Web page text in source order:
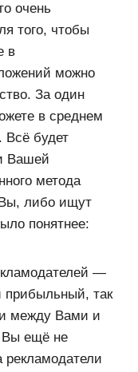
очень
того, чтобы
в
можно
За один
в среднем
Всё будет
Вашей
метода
либо ищут
понятнее:
—
прибыльный, так
между Вами и
Вы ещё не
рекламодатели